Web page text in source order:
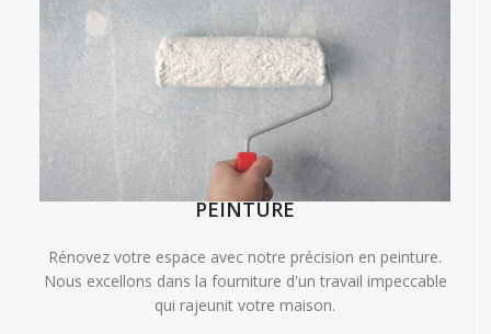
PEINTURE
Rénovez votre espace avec notre précision en peinture.
Nous excellons dans la fourniture d'un travail impeccable
qui rajeunit votre maison.